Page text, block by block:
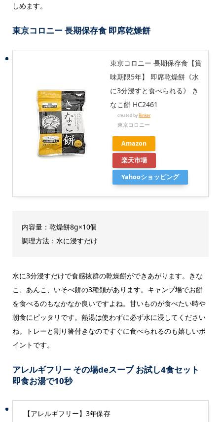
しめます。
東京コロニー長期保存食 即席乾燥餅
東京コロニー 長期保存食【賞
味期限5年】 即席乾燥餅《水
に3分浸すと食べられる》 き
なこ餅 HC2461
created byRinker
東京コロニー
Amazon
楽天市場
Yahooショッピング
内容量：乾燥餅8g×10個
調理方法：水に浸すだけ
水に3分浸すだけで食感抜群の乾燥餅ができあがります。きな
こ、あんこ、いそべ餅の3種類があります。キャンプ場でお餅
を食べるのもなかなか良いですよね。甘いものが食べたい時や
朝食にピッタリです。熱湯は使わずに必ず水に浸してください
ね。トレーと割り箸付きなのですぐに食べられるのも嬉しいポ
イントです。
アレルギフリー その場deスープ お試し4食セット
即食お湯で10秒
【アレルギフリー】3年保存